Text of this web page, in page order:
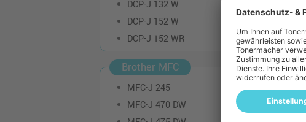
DCP-J 132 W
DCP-J 152 W
DCP-J 152 WR
Brother MFC
MFC-J 245
MFC-J 470 DW